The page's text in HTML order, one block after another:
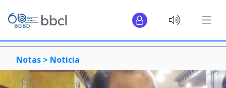
Notas > Noticia